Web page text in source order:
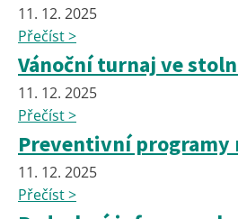
11. 12. 2025
Přečíst >
Vánoční turnaj ve
11. 12. 2025
Přečíst >
Preventivní programy
11. 12. 2025
Přečíst >